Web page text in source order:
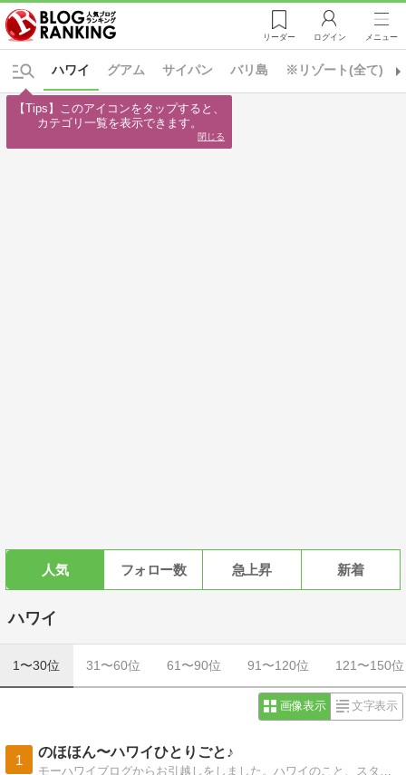
リーダー ログイン メニュー
※リゾート(全て)
グアム サイパン
ハワイ バリ島
人気 フォロー数 急上昇 新着
ハワイ
1〜30位 31〜60位 61〜90位 91〜120位 121〜150位
画像表示 文字表示
1
のほほん〜ハワイひとりごと♪
【Tips】このアイコンをタップすると、
カテゴリ一覧を表示できます。
閉じる